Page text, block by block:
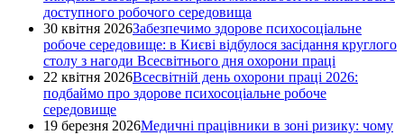
доступного робочого середовища
30 квітня 2026Забезпечимо здорове психосоціальне
робоче середовище: в Києві відбулося засідання круглого
столу з нагоди Всесвітнього дня охорони праці
22 квітня 2026Всесвітній день охорони праці 2026:
подбаймо про здорове психосоціальне робоче
середовище
19 березня 2026Медичні працівники в зоні ризику: чому